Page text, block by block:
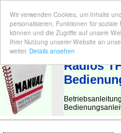
Wir verwenden Cookies, um Inhalte
personalisieren, Funktionen für soziale
können und die Zugriffe auf unsere
Ihrer Nutzung unserer Website an
weiter. Details ansehen
BEDIENUNGSANLEITUNG | Hier
Radios